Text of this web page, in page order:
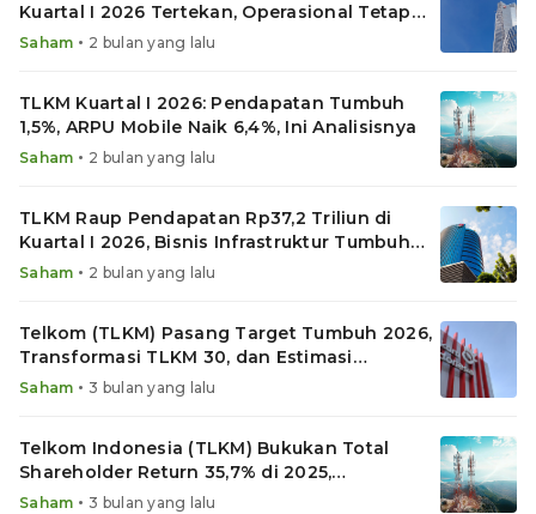
Kuartal I 2026 Tertekan, Operasional Tetap
Solid
Saham • 2 bulan yang lalu
TLKM Kuartal I 2026: Pendapatan Tumbuh
1,5%, ARPU Mobile Naik 6,4%, Ini Analisisnya
Saham • 2 bulan yang lalu
TLKM Raup Pendapatan Rp37,2 Triliun di
Kuartal I 2026, Bisnis Infrastruktur Tumbuh
6,8%
Saham • 2 bulan yang lalu
Telkom (TLKM) Pasang Target Tumbuh 2026,
Transformasi TLKM 30, dan Estimasi
Dividennya
Saham • 3 bulan yang lalu
Telkom Indonesia (TLKM) Bukukan Total
Shareholder Return 35,7% di 2025,
Pendapatan & Laba Bersih Turun
Saham • 3 bulan yang lalu